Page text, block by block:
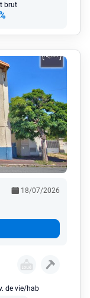
brut
18/07/2026
de vie/hab